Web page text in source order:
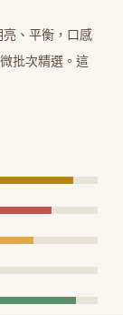
、平衡，口感
批次精選。這